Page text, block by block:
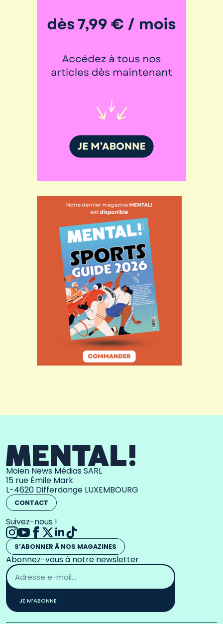
Moien News Médias SARL
15 rue Émile Mark
L-4620 Differdange LUXEMBOURG
CONTACT
Suivez-nous !
S’ABONNER À NOS MAGAZINES
Abonnez-vous à notre newsletter
Adresse
email
*
JE M’ABONNE